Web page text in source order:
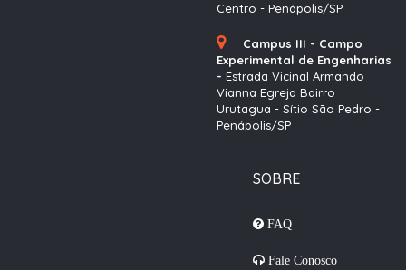
Centro - Penápolis/SP
Campus III - Campo
Experimental de Engenharias
- Estrada Vicinal Armando
Vianna Egreja Bairro
Urutagua - Sítio São Pedro -
Penápolis/SP
SOBRE
FAQ
Fale Conosco